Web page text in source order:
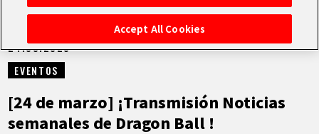
INICIO
NOTICIAS
LO MÁS DESTACADO
24.03.2025
EVENTOS
[24 de marzo] ¡Transmisión Noticias
semanales de Dragon Ball !
Accept All Cookies